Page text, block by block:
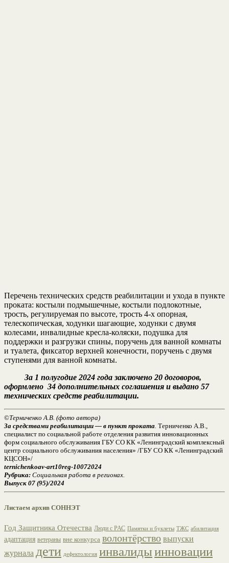
Перечень технических средств реабилитации и ухода в пункте
проката: костыли подмышечные, костыли подлокотные,
трость, регулируемая по высоте, трость 4-х опорная,
телескопическая, ходунки шагающие, ходунки с двумя
колесами, инвалидные кресла-коляски, подушка для
поддержки и разгрузки спины, поручень для ванной комнаты
и туалета, фиксатор верхней конечности, поручень с двумя
ступенями для ванной комнаты.
За 1 полугодие 2024 года заключено 20 договоров,
оформлено 34 дополнительных соглашения и выдано 57
технических средств реабилитации.
©Терниченко А.В. (фото автора)
За средствами реабилитации — в пункт проката. Терниченко А.В.,
специалист по социальной работе отделения развития инновационных
форм социального обслуживания ГБУ СО КК «Ленинградский комплексный
центр социального обслуживания населения» /ГБУ СО КК «Ленинградский
КЦСОН»/
ternichenkoav-art10reg-10072024
Рубрика: Социальная работа в регионах.
Выпуск 07 (95)/2024
Листаем архив СОННЭТ
Год Защитника Отечества Люди с РАС Памятки и буклеты ТЖС абилитация
адаптация ветераны вне конкурса волонтёрство выпуски
журнала дети дефектология инвалидыинновации